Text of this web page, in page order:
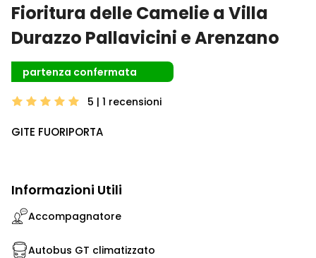
Fioritura delle Camelie a Villa
Durazzo Pallavicini e Arenzano
partenza confermata
5 | 1 recensioni
GITE FUORIPORTA
Informazioni Utili
Accompagnatore
Autobus GT climatizzato